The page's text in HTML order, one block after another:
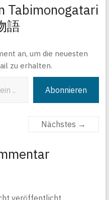
Tabimonogatari
語
an, um die neuesten
zu erhalten.
Abonnieren
Nächstes →